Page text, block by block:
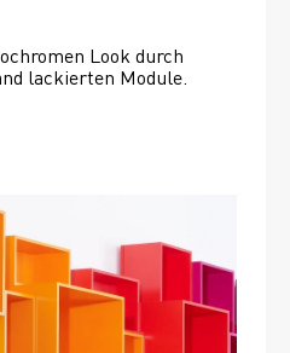
Look durch
lackierten Module.